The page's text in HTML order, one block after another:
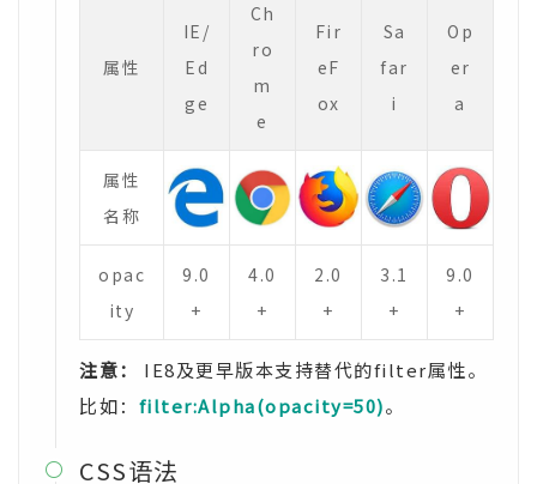
属性
IE/
Ed
ge
Ch
ro
m
e
Fir
eF
ox
Sa
far
i
Op
er
a
属性
名称
opac
ity
9.0
+
4.0
+
2.0
+
3.1
+
9.0
+
注意：
IE8及更早版本支持替代的filter属性。
比如： filter:Alpha(opacity=50)。
 CSS语法